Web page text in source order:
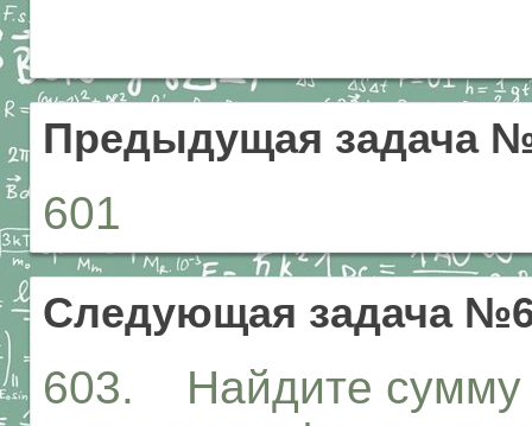
Предыдущая задача
601
Следующая задача
603. Найдите сумму